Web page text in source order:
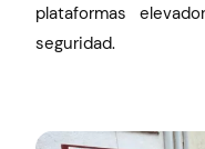
plataformas
seguridad.